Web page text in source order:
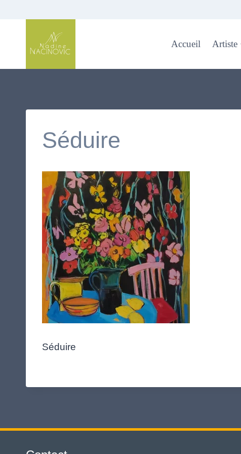
Accueil Artiste
Séduire
Séduire